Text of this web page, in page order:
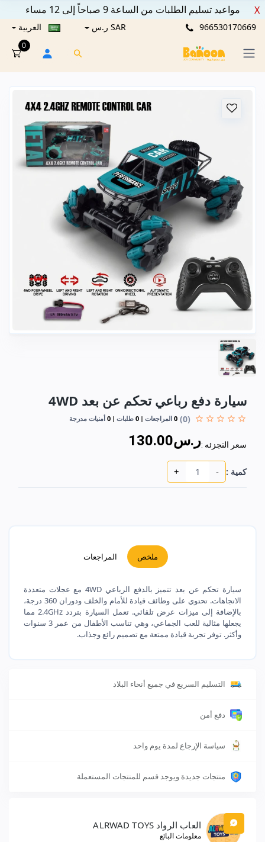
مواعيد تسليم الطلبات من الساعة 9 صباحاً إلى 12 مساء X
966530170669 SAR ر.س العربية
0
سيارة دفع رباعي تحكم عن بعد 4WD
(0)
0 المراجعات 0 طلبات 0 أمنيات مدرجة
سعر التجزئه :ر.س130.00
كمية : -
+
ملخص المراجعات
سيارة تحكم عن بعد تتميز بالدفع الرباعي 4WD مع عجلات متعددة
الاتجاهات. تحتوي على وظائف قيادة للأمام والخلف ودوران 360 درجة،
بالإضافة إلى ميزات عرض تلقائي. تعمل السيارة بتردد 2.4GHz مما
يجعلها مثالية للعب الجماعي، وهي تناسب الأطفال من عمر 3 سنوات
وأكثر. توفر تجربة قيادة ممتعة مع تصميم رائع وجذاب.
التسليم السريع في جميع أنحاء البلاد
دفع أمن
سياسة الإرجاع لمدة يوم واحد
منتجات جديدة ويوجد قسم للمنتجات المستعملة
العاب الرواد ALRWAD TOYS
معلومات البائع